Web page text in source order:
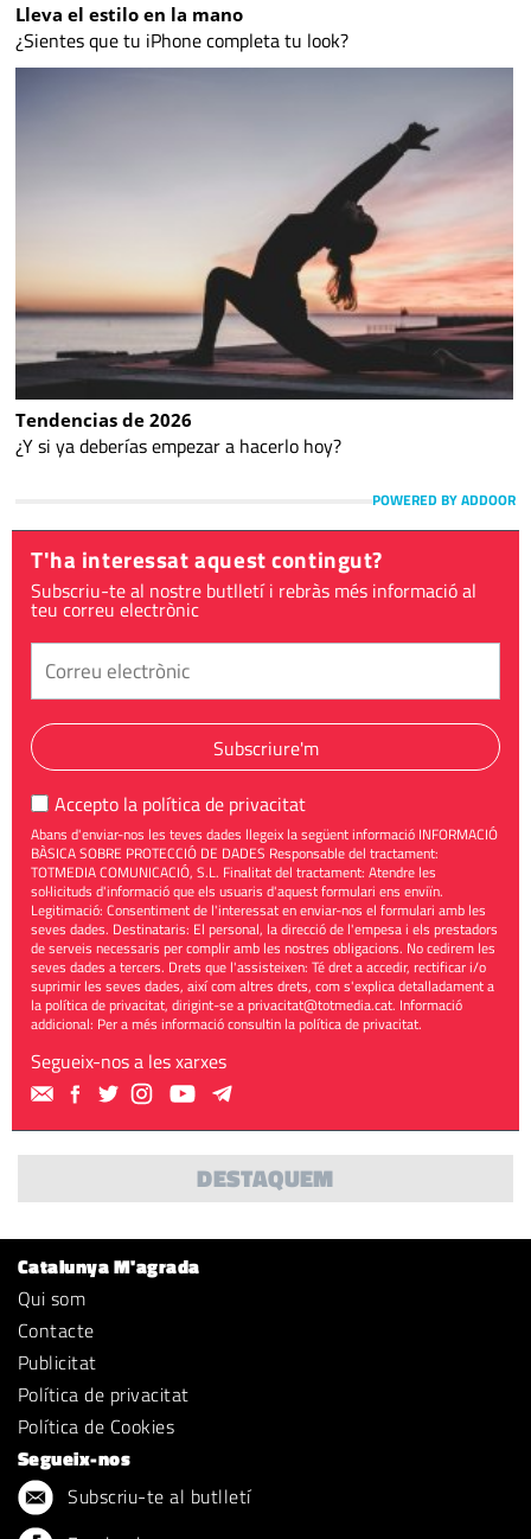
Lleva el estilo en la mano
¿Sientes que tu iPhone completa tu look?
Tendencias de 2026
¿Y si ya deberías empezar a hacerlo hoy?
POWERED BY ADDOOR
T'ha interessat aquest contingut?
Subscriu-te al nostre butlletí i rebràs més informació al
teu correu electrònic
Subscriure'm
Accepto la política de privacitat
Abans d'enviar-nos les teves dades llegeix la següent informació INFORMACIÓ
BÀSICA SOBRE PROTECCIÓ DE DADES Responsable del tractament:
TOTMEDIA COMUNICACIÓ, S.L. Finalitat del tractament: Atendre les
sol·licituds d'informació que els usuaris d'aquest formulari ens enviïn.
Legitimació: Consentiment de l'interessat en enviar-nos el formulari amb les
seves dades. Destinataris: El personal, la direcció de l'empesa i els prestadors
de serveis necessaris per complir amb les nostres obligacions. No cedirem les
seves dades a tercers. Drets que l'assisteixen: Té dret a accedir, rectificar i/o
suprimir les seves dades, així com altres drets, com s'explica detalladament a
la política de privacitat, dirigint-se aprivacitat@totmedia.cat. Informació
addicional: Per a més informació consultin lapolítica de privacitat.
Segueix-nos a les xarxes
DESTAQUEM
Catalunya M'agrada
Qui som
Contacte
Publicitat
Política de privacitat
Política de Cookies
Segueix-nos
Subscriu-te al butlletí